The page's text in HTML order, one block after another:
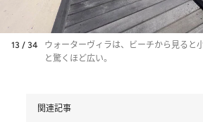
13 / 34
ウォーターヴィラは、ビーチから見ると
と驚くほど広い。
関連記事